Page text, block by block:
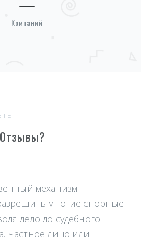
Компаний
механизм
многие спорные
дело до судебного
Частное лицо или